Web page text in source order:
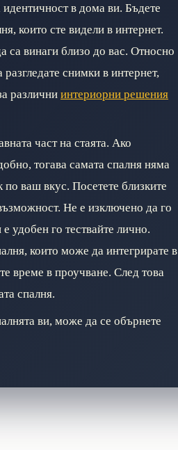
в дома ви. Бъдете
които сте видели в интернет.
са винаги близо до вас. Относно
снимки в интернет,
различни интериорни решения
част на стаята. Ако
тогава самата спалня няма
по ваш вкус. Посетете близките
Не е изключено да го
удобен го тествайте лично.
които може да интегрирате в
време в проучване. След това
спалня.
ви, може да се обърнете